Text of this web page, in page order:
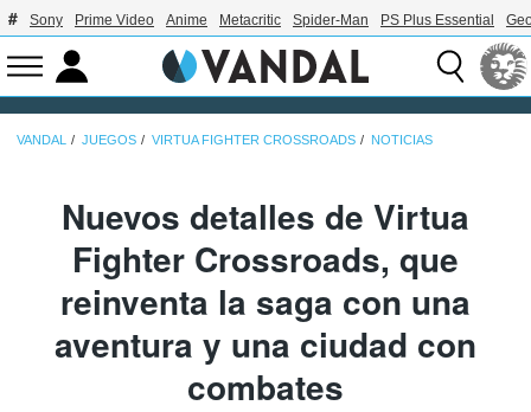
Sony Prime Video Anime Metacritic Spider-Man PS Plus Essential
VANDAL JUEGOS VIRTUA FIGHTER CROSSROADS NOTICIAS
Nuevos detalles de Virtua
Fighter Crossroads, que
reinventa la saga con una
aventura y una ciudad con
combates